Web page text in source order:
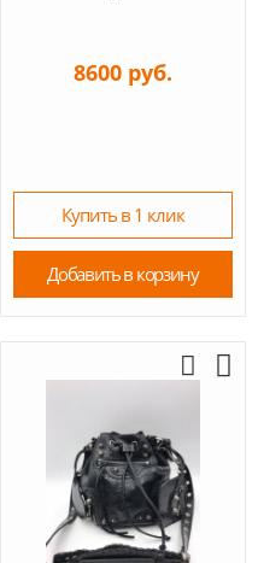
8600 руб.
Купить в 1 клик
Добавить в корзину